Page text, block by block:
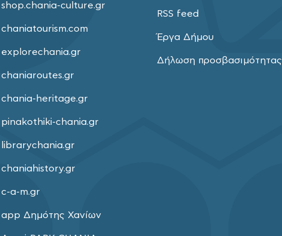
shop.chania-culture.gr
chaniatourism.com
explorechania.gr
chaniaroutes.gr
chania-heritage.gr
pinakothiki-chania.gr
librarychania.gr
chaniahistory.gr
c-a-m.gr
app Δημότης Χανίων
RSS feed
Έργα Δήμου
Δήλωση προσβασιμότητας